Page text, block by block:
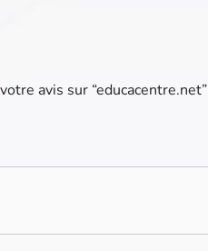
avis sur “educacentre.net”